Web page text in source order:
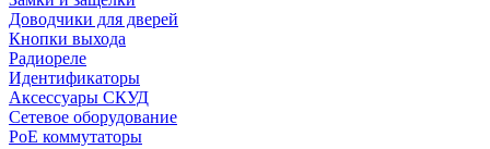
Доводчики для дверей
Кнопки выхода
Радиореле
Идентификаторы
Аксессуары СКУД
Сетевое оборудование
PoE коммутаторы